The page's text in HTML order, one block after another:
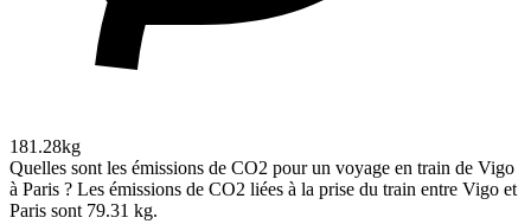
181.28kg
Quelles sont les émissions de CO2 pour un voyage en train de Vigo
à Paris ? Les émissions de CO2 liées à la prise du train entre Vigo et
Paris sont 79.31 kg.